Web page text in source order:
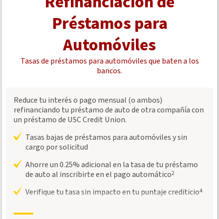
Préstamos para
Automóviles
Tasas de préstamos para automóviles que baten a los
bancos.
Reduce tu interés o pago mensual (o ambos)
refinanciando tu préstamo de auto de otra compañía con
un préstamo de USC Credit Union.
Tasas bajas de préstamos para automóviles y sin
cargo por solicitud
Ahorre un 0.25% adicional en la tasa de tu préstamo
de auto al inscribirte en el pago automático2
Verifique tu tasa sin impacto en tu puntaje crediticio4